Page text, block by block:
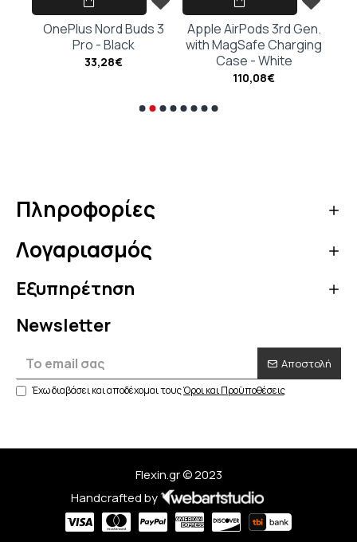
OnePlus Nord Buds 3
Pro - Black
33,28€
Apple AirPods 3rd Gen.
with MagSafe Charging
Case - White
110,08€
Πληροφορίες
Λογαριασμός
Εξυπηρέτηση
Newsletter
Αποστολή
Έχω διαβάσει και αποδέχομαι τουςΌροι και Προϋποθέσεις
Flexin.gr © 2023
Handcrafted by